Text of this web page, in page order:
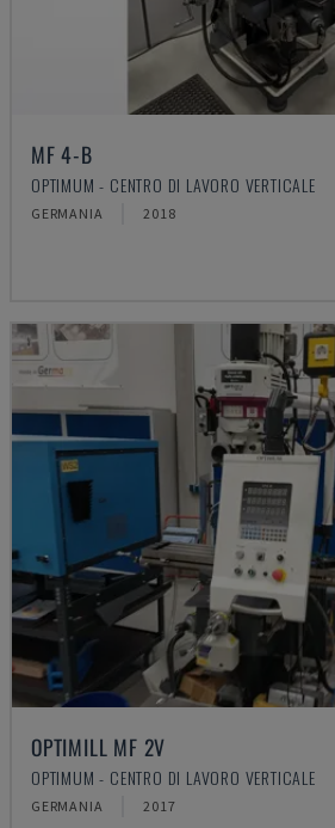
MF 4-B
OPTIMUM - CENTRO DI LAVORO VERTICALE
GERMANIA 2018
OPTIMILL MF 2V
OPTIMUM - CENTRO DI LAVORO VERTICALE
GERMANIA 2017